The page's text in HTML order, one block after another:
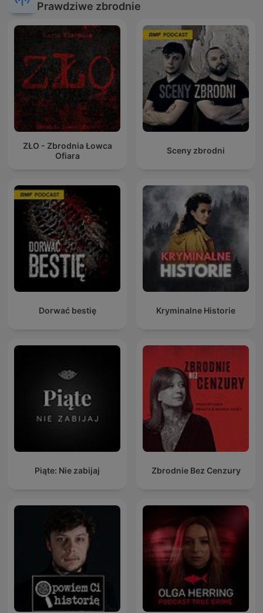
Prawdziwe zbrodnie
ZŁO - Zbrodnia Łowca
Ofiara
Sceny zbrodni
Dorwać bestię Kryminalne Historie
Piąte: Nie zabijaj Zbrodnie Bez Cenzury